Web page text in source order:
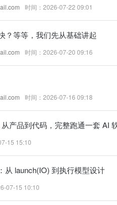
时间：2026-07-22 09:01
？等等，我们先从基础讲起
时间：2026-07-20 09:16
时间：2026-07-16 09:18
产品到代码，完整跑通一套 AI
15 15:10
从 launch(IO) 到执行模型设计
07-15 10:10